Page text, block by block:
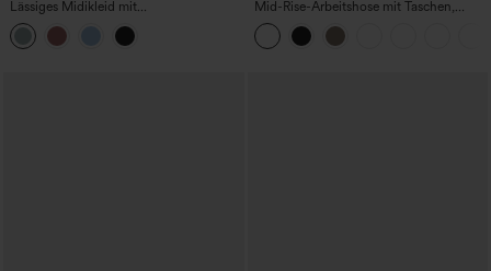
Lässiges Midikleid mit
Rundhalsausschnitt, integriertem BH,
ärmellos und Rüschensaum
Mid-Rise-Arbeitshose mit Taschen,
Barrel-Leg und weiter Passform